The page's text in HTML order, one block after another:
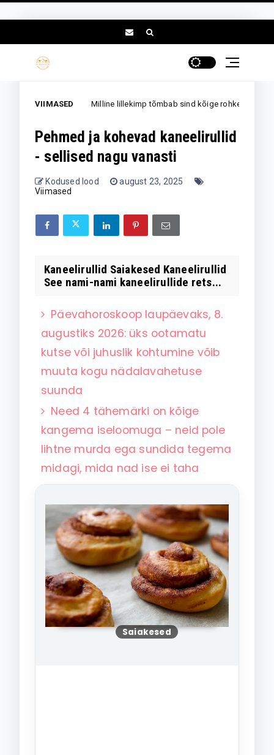
VIIMASED
Milline lillekimp tõmbab sind kõige rohkem? Sinu valik võib
Pehmed ja kohevad kaneelirullid
- sellised nagu vanasti
Kodused lood
august 23, 2025
Viimased
Kaneelirullid Saiakesed Kaneelirullid
See nami-nami kaneelirullide rets...
Päevahoroskoop laupäevaks, 8.
augustiks 2026: üks ootamatu
kutse või juhuslik kohtumine võib
muuta kogu nädalavahetuse
suunda
Need 4 tähemärki on kõige
kangema iseloomuga – neid pole
lihtne murda ega sundida tegema
midagi, mida nad ise ei taha
Saiakesed